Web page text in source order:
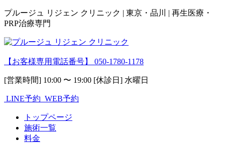
プルージュ リジェン クリニック | 東京・品川 | 再生医療・
PRP治療専門
【お客様専用電話番号】 050-1780-1178
[営業時間] 10:00 〜 19:00 [休診日] 水曜日
LINE予約 WEB予約
トップページ
施術一覧
料金